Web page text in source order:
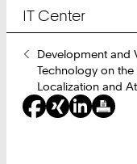
IT Center
Sie
sind
hier:
Development and
Technology on
Localization and